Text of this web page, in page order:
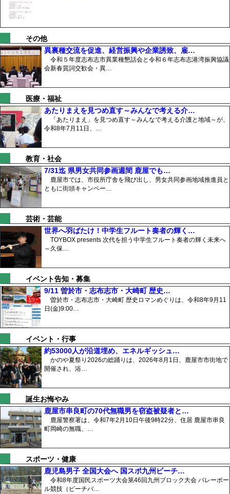
その他
異裏種交流を促進、経営振興や企業誘致、雇…
令和５年度志布志市異業種懇話会と令和６年志布志港湾振興協議
会新春質詞交歓会・異…
医療・福祉
あたりまえを見つめ直す～みんなで考える介…
「あたりまえ」を見つめ直す～みんなで考える介護と地域～が、
令和8年7月11日、…
教育・社会
7/31迄 県男女共同参画週間 鹿屋でも…
鹿屋市では、市役所庁舎を飛び出し、男女共同参画地域推進員と
ともに街頭キャンペー…
芸術・芸能
世界へ羽ばたけ！中学生フルート奏者の輝く…
TOYBOX presents 次代を担う中学生フルート奏者の輝く未来へ
～久保…
イベント告知・募集
9/11 曽於市・志布志市・大崎町 歴史…
曽於市・志布志市・大崎町 歴史ロマンめぐりは、令和8年9月11
日(金)9:00…
イベント・行事
約53000人が沿道埋め、エネルギッシュ…
かのや夏祭り2026の総踊りは、2026年8月1日、鹿屋市市街地で
開催され、浴…
誕生お悔やみ
鹿屋市串良町の70代無職男を窃盗被疑者と…
鹿屋警察署は、令和7年2月10日午後9時22分、住居 鹿屋市串良
町岡崎の無職、…
スポーツ・健康
鹿児島男子 全国大会へ 国スポ九州ビーチ…
令和8年度国民スポーツ大会第46回九州ブロック大会 バレーボー
ル競技（ビーチバ…